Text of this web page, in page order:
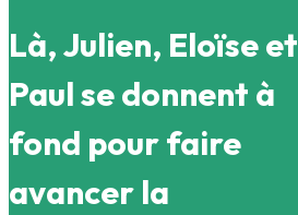
Là, Julien, Eloïse et
Paul se donnent à
fond pour faire
avancer la